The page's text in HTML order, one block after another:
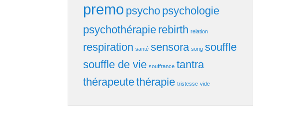
premo psycho psychologie
psychothérapie rebirth relation
respiration santé sensora song souffle
souffle de vie souffrance tantra
thérapeutethérapie tristesse vide